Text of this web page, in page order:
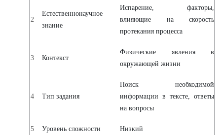
2
Естественнонаучное
знание
Испарение, факторы,
влияющие на скорость
протекания процесса
3 Контекст
Физические явления в
окружающей жизни
4 Тип задания
Поиск необходимой
информации в тексте, ответы
на вопросы
5 Уровень сложности Низкий